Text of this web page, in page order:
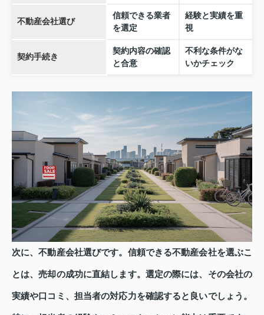
不動産会社選び
信頼できる業者
を選定
経験と実績を重
視
契約手続き
契約内容の確認
と合意
不利な条件がな
いかチェック
次に、不動産会社選びです。信頼できる不動産会社を選ぶこ
とは、売却の成功に直結します。選定の際には、その会社の
実績や口コミ、担当者の対応力を確認すると良いでしょう。